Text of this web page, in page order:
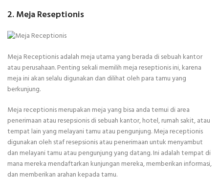
2. Meja Reseptionis
Meja Receptionis adalah meja utama yang berada di sebuah kantor
atau perusahaan. Penting sekali memilih meja reseptionis ini, karena
meja ini akan selalu digunakan dan dilihat oleh para tamu yang
berkunjung.
Meja receptionis merupakan meja yang bisa anda temui di area
penerimaan atau resepsionis di sebuah kantor, hotel, rumah sakit, atau
tempat lain yang melayani tamu atau pengunjung. Meja receptionis
digunakan oleh staf resepsionis atau penerimaan untuk menyambut
dan melayani tamu atau pengunjung yang datang. Ini adalah tempat di
mana mereka mendaftarkan kunjungan mereka, memberikan informasi,
dan memberikan arahan kepada tamu.